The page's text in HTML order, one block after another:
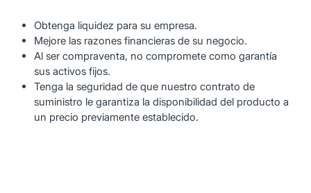
Obtenga liquidez para su empresa.
Mejore las razones financieras de su negocio.
Al ser compraventa, no compromete como garantía
sus activos fijos.
Tenga la seguridad de que nuestro contrato de
suministro le garantiza la disponibilidad del producto a
un precio previamente establecido.